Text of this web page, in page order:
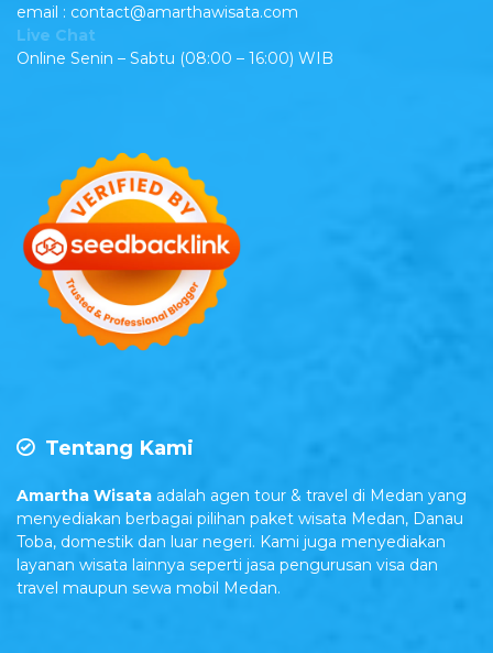
email : contact@amarthawisata.com
Live Chat
Online Senin – Sabtu (08:00 – 16:00) WIB
Tentang Kami
Amartha Wisata adalah agen tour & travel di Medan yang
menyediakan berbagai pilihan paket wisata Medan, Danau
Toba, domestik dan luar negeri. Kami juga menyediakan
layanan wisata lainnya seperti jasa pengurusan visa dan
travel maupun sewa mobil Medan.